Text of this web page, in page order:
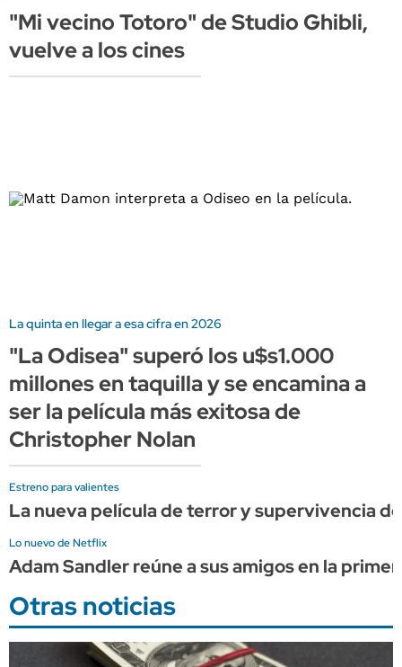
"Mi vecino Totoro" de Studio Ghibli,
vuelve a los cines
La quinta en llegar a esa cifra en 2026
"La Odisea" superó los u$s1.000
millones en taquilla y se encamina a
ser la película más exitosa de
Christopher Nolan
Estreno para valientes
La nueva película de terror y supervivencia
Lo nuevo de Netflix
Adam Sandler reúne a sus amigos en la
Otras noticias